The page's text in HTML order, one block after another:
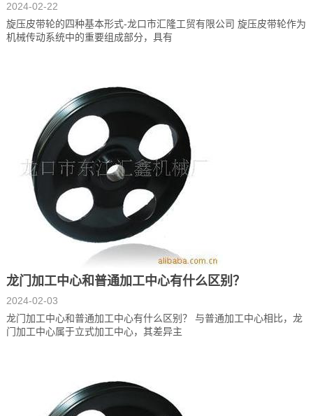
2024-02-22
旋压皮带轮的四种基本形式-龙口市汇隆工贸有限公司 旋压皮带轮作为
机械传动系统中的重要组成部分，具有
龙门加工中心和普通加工中心有什么区别？
2024-02-03
龙门加工中心和普通加工中心有什么区别？ 与普通加工中心相比，龙
门加工中心属于立式加工中心，其差异主